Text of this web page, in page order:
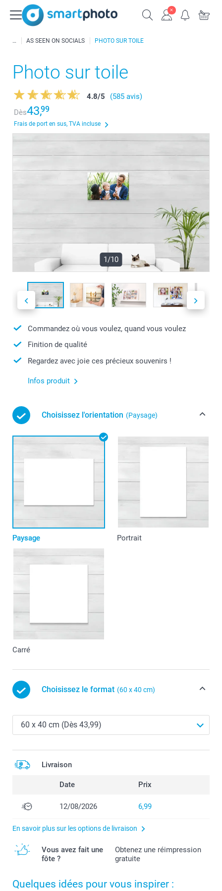
AS SEEN ON SOCIALS PHOTO SUR TOILE
Photo sur toile
4.8/5
(585 avis)
Dès43,99
Frais de port en sus, TVA incluse
1/10
Commandez où vous voulez, quand vous voulez
Finition de qualité
Regardez avec joie ces précieux souvenirs !
Infos produit
Choisissez l'orientation (Paysage)
Paysage Portrait
Carré
Choisissez le format (60 x 40 cm)
Livraison
Date Prix
12/08/2026 6,99
En savoir plus sur les options de livraison
Vous avez fait une
fôte ?
Obtenez une réimpression
gratuite
Quelques idées pour vous inspirer :